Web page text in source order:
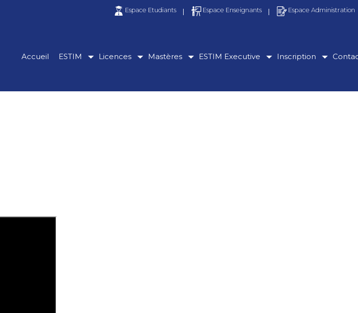
Espace Etudiants Espace Enseignants Espace Administration
Accueil ESTIM Licences Mastères ESTIM Executive Inscription